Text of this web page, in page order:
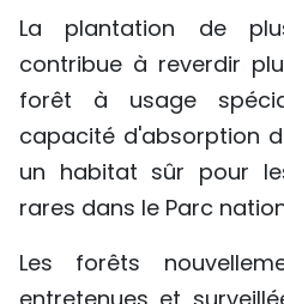
La plantation de
contribue à reverdir
forêt à usage
capacité d'absorption
un habitat sûr pour
rares dans le Parc
Les forêts